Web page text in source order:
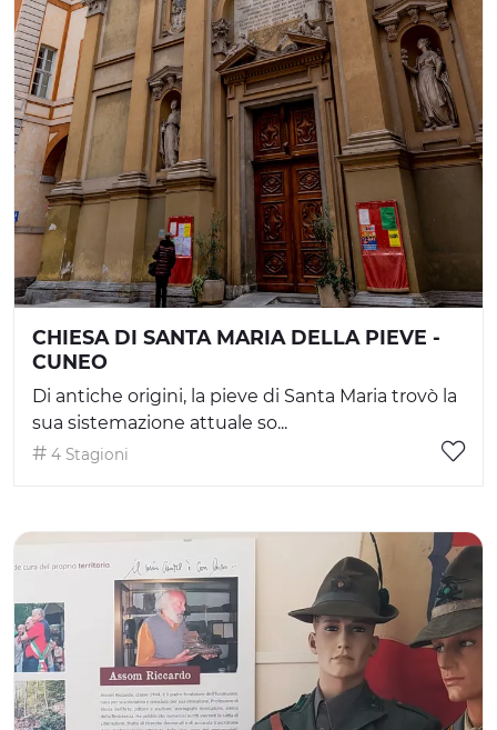
CHIESA DI SANTA MARIA DELLA PIEVE -
CUNEO
Di antiche origini, la pieve di Santa Maria trovò la
sua sistemazione attuale so...
4 Stagioni